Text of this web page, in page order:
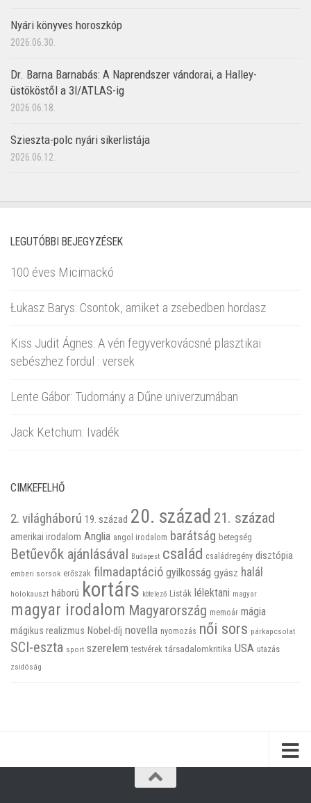
Nyári könyves horoszkóp
2026.06.30.
Dr. Barna Barnabás: A Naprendszer vándorai, a Halley-
üstököstől a 3I/ATLAS-ig
2026.06.18.
Szieszta-polc nyári sikerlistája
2026.06.12.
LEGUTÓBBI BEJEGYZÉSEK
100 éves Micimackó
Łukasz Barys: Csontok, amiket a zsebedben hordasz
Kiss Judit Ágnes: A vén fegyverkovácsné plasztikai
sebészhez fordul : versek
Lente Gábor: Tudomány a Dűne univerzumában
Jack Ketchum: Ivadék
CIMKEFELHŐ
2. világháború 19. század 20. század 21. század
amerikai irodalom Anglia angol irodalom barátság betegség
Betűevők ajánlásával Budapest család családregény disztópia
emberi sorsok erőszak filmadaptáció gyilkosság gyász halál
holokauszt háború kortárs kötelező Listák lélektani magyar
magyar irodalom Magyarország memoár mágia
mágikus realizmus Nobel-díj novella nyomozás női sors párkapcsolat
SCI-eszta sport szerelem testvérek társadalomkritika USA utazás
zsidóság